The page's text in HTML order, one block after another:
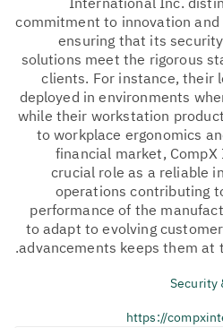
commitment to innovation
ensuring that its
solutions meet the rigorous
clients. For instance, their
deployed in environments
while their workstation
to workplace ergonomics
financial market,
crucial role as a reliable
operations contributing
performance of the
to adapt to evolving
advancements keeps them at
Security
https://